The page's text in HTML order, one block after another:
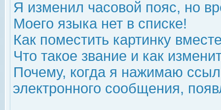
Я изменил часовой пояс, но
Моего языка нет в списке!
Как поместить картинку
Что такое звание и как
Почему, когда я нажимаю
электронного сообщения,